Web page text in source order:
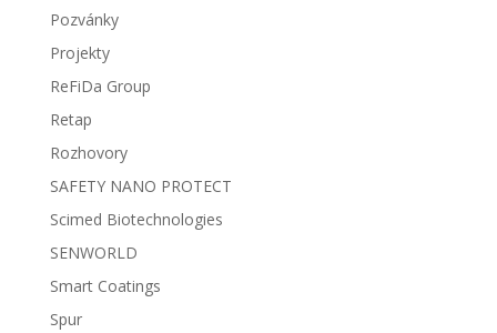
Pozvánky
Projekty
ReFiDa Group
Retap
Rozhovory
SAFETY NANO PROTECT
Scimed Biotechnologies
SENWORLD
Smart Coatings
Spur